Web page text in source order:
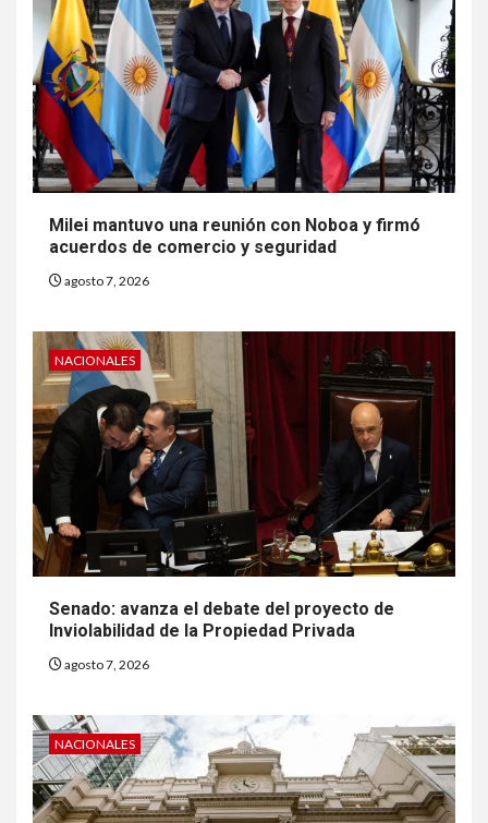
Milei mantuvo una reunión con Noboa y firmó
acuerdos de comercio y seguridad
agosto 7, 2026
NACIONALES
Senado: avanza el debate del proyecto de
Inviolabilidad de la Propiedad Privada
agosto 7, 2026
NACIONALES